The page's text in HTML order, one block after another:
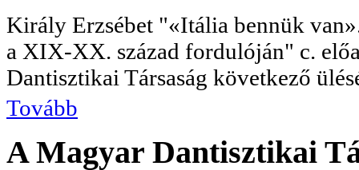
Király Erzsébet "«Itália bennük
a XIX-XX. század fordulóján" c.
Dantisztikai Társaság következő
Tovább
A Magyar Dantisztikai